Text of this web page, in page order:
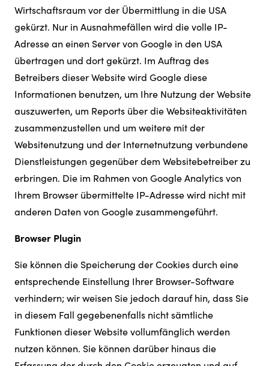
Wirtschaftsraum vor der Übermittlung in die USA
gekürzt. Nur in Ausnahmefällen wird die volle IP-
Adresse an einen Server von Google in den USA
übertragen und dort gekürzt. Im Auftrag des
Betreibers dieser Website wird Google diese
Informationen benutzen, um Ihre Nutzung der Website
auszuwerten, um Reports über die Websiteaktivitäten
zusammenzustellen und um weitere mit der
Websitenutzung und der Internetnutzung verbundene
Dienstleistungen gegenüber dem Websitebetreiber zu
erbringen. Die im Rahmen von Google Analytics von
Ihrem Browser übermittelte IP-Adresse wird nicht mit
anderen Daten von Google zusammengeführt.
Browser Plugin
Sie können die Speicherung der Cookies durch eine
entsprechende Einstellung Ihrer Browser-Software
verhindern; wir weisen Sie jedoch darauf hin, dass Sie
in diesem Fall gegebenenfalls nicht sämtliche
Funktionen dieser Website vollumfänglich werden
nutzen können. Sie können darüber hinaus die